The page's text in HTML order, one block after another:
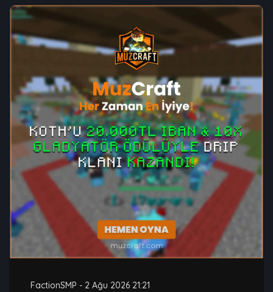
FactionSMP - 2 Ağu 2026 21:21